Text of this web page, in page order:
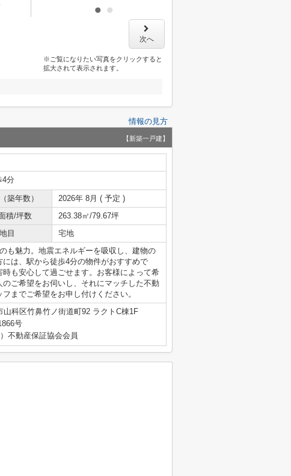
次へ
※ご覧になりたい写真をクリックすると
拡大されて表示されます。
情報の見方
【新築一戸建】
4分
築年数）
2026年 8月 ( 予定 )
積/坪数
263.38㎡/79.67坪
地目 宅地
も魅力。地震エネルギーを吸収し、建物の
は、駅から徒歩4分の物件がおすすめで
も安心して過ごせます。お客様によって希
ご希望をお伺いし、それにマッチした不動
までご希望をお申し付けください。
山科区竹鼻竹ノ街道町92 ラクトC棟1F
号
不動産保証協会会員